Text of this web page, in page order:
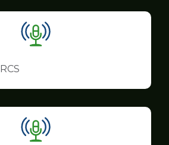
Ilustração
Comunicação
Ilustração